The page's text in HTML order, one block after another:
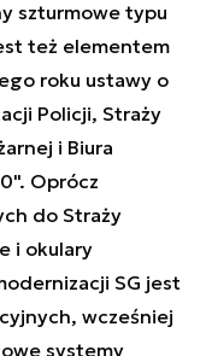
szturmowe typu
też elementem
roku ustawy o
Policji, Straży
i Biura
Oprócz
do Straży
i okulary
SG jest
wcześniej
systemy